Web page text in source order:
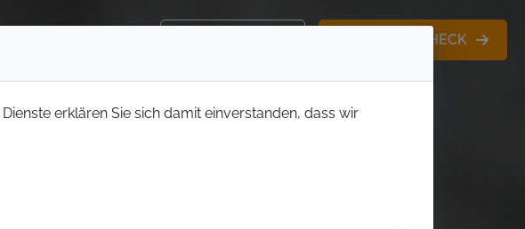
MITGLIEDS-CHECK
erklären Sie sich damit einverstanden, dass wir